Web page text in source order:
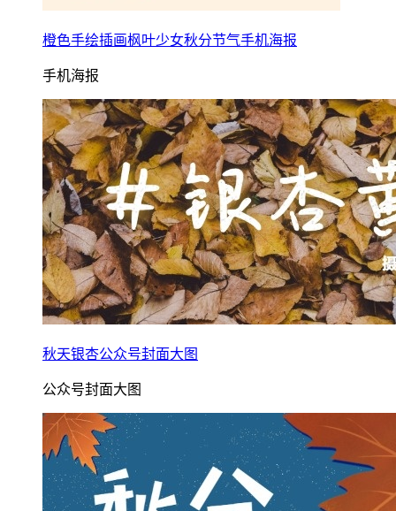
橙色手绘插画枫叶少女秋分节气手机海报
手机海报
秋天银杏公众号封面大图
公众号封面大图